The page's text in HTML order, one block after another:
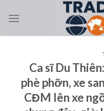
Ca sĩ Du
phè phỡn, xe
CĐM lên xe